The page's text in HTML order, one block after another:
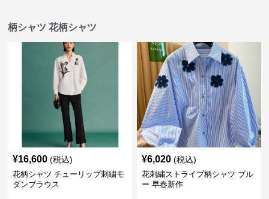
柄シャツ 花柄シャツ
¥16,600 (税込)
花柄シャツ チューリップ刺繍モ
ダンブラウス
¥6,020 (税込)
花刺繍ストライプ柄シャツ ブル
ー 早春新作